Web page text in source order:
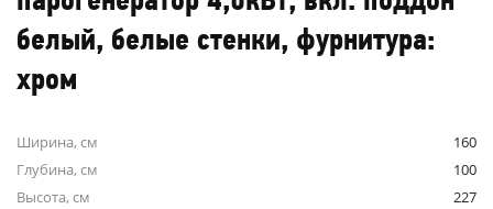
белый, белые стенки, фурнитура:
хром
Ширина, см
160
Глубина, см
100
Высота, см
227